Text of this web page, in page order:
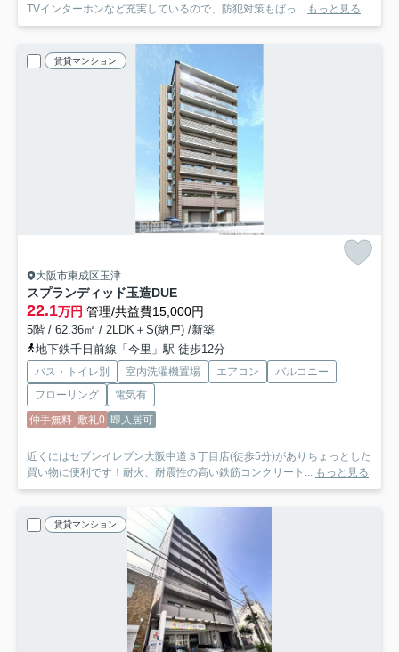
TVインターホンなど充実しているので、防犯対策もばっ...
もっと見る
賃貸マンション
大阪市東成区玉津
スプランディッド玉造DUE
22.1万円 管理/共益費15,000円
5階 / 62.36㎡ / 2LDK＋S(納戸) /新築
地下鉄千日前線「今里」駅 徒歩12分
バス・トイレ別 室内洗濯機置場 エアコン
バルコニー
フローリング
電気有
仲手無料 敷礼0 即入居可
近くにはセブンイレブン大阪中道３丁目店(徒歩5分)がありちょっとした
買い物に便利です！耐火、耐震性の高い鉄筋コンクリート...
もっと見る
賃貸マンション